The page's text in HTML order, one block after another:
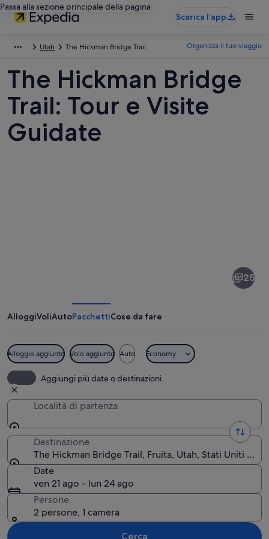
Passa alla sezione principale della pagina
Scarica l’app
Utah The Hickman Bridge Trail Organizza il tuo viaggio
The Hickman Bridge
Trail: Tour e Visite
Guidate
Trail
25
AlloggiVoliAutoPacchettiCose da fare
Alloggio aggiunto Volo aggiunto Auto Economy
Aggiungi più date o destinazioni
Località di partenza
Destinazione
The Hickman Bridge Trail, Fruita, Utah, Stati Uniti
Date
ven 21 ago - lun 24 ago
Persone
2 persone, 1 camera
Cerca